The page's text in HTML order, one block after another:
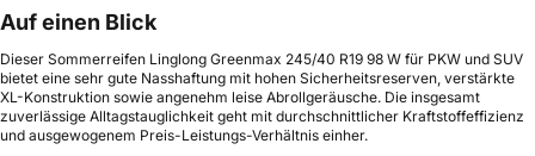
Auf einen Blick
Dieser Sommerreifen Linglong Greenmax 245/40 R19 98 W für PKW und SUV
bietet eine sehr gute Nasshaftung mit hohen Sicherheitsreserven, verstärkte
XL-Konstruktion sowie angenehm leise Abrollgeräusche. Die insgesamt
zuverlässige Alltagstauglichkeit geht mit durchschnittlicher Kraftstoffeffizienz
und ausgewogenem Preis-Leistungs-Verhältnis einher.